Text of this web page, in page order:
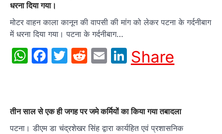
धरना दिया गया।
मोटर वाहन काला कानून की वापसी की मांग को लेकर पटना के गर्दनीबाग
में धरना दिया गया। पटना के गर्दनीबाग…
WhatsApp
Facebook
Twitter
Reddit
EmailLinkedIn
Share
तीन साल से एक ही जगह पर जमे कर्मियों का किया गया तबादला
पटना। डीएम डा चंद्रशेखर सिंह द्वारा कार्यहित एवं प्रशासनिक